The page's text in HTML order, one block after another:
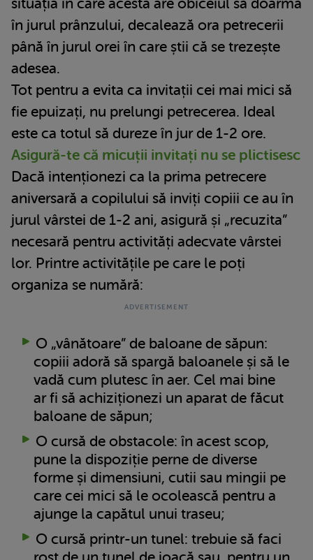
situația în care acesta are obiceiul să doarmă
în jurul prânzului, decalează ora petrecerii
până în jurul orei în care știi că se trezește
adesea.
Tot pentru a evita ca invitații cei mai mici să
fie epuizați, nu prelungi petrecerea. Ideal
este ca totul să dureze în jur de 1-2 ore.
Asigură-te că micuții invitați nu se plictisesc
Dacă intenționezi ca la prima petrecere
aniversară a copilului să inviți copiii ce au în
jurul vârstei de 1-2 ani, asigură și „recuzita”
necesară pentru activități adecvate vârstei
lor. Printre activitățile pe care le poți
organiza se numără:
O „vânătoare” de baloane de săpun:
copiii adoră să spargă baloanele și să le
vadă cum plutesc în aer. Cel mai bine
ar fi să achiziționezi un aparat de făcut
baloane de săpun;
O cursă de obstacole: în acest scop,
pune la dispoziție perne de diverse
forme și dimensiuni, cutii sau mingii pe
care cei mici să le ocolească pentru a
ajunge la capătul unui traseu;
O cursă printr-un tunel: trebuie să faci